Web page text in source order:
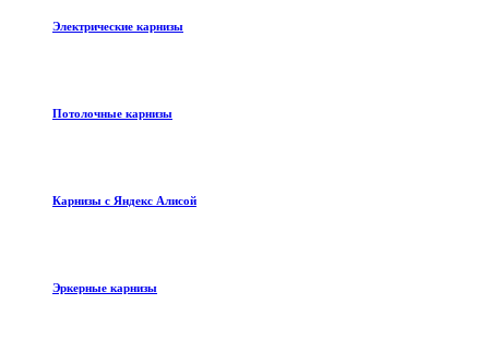
Электрические карнизы
Потолочные карнизы
Карнизы с Яндекс Алисой
Эркерные карнизы